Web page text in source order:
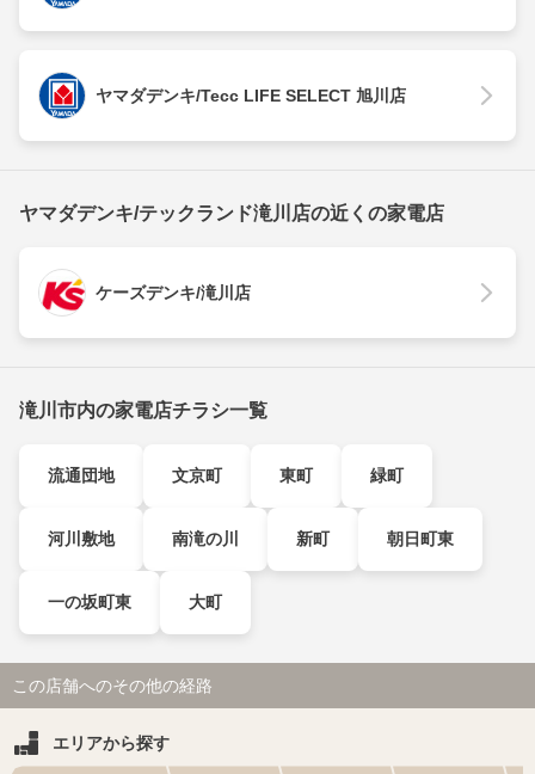
ヤマダデンキ/Tecc LIFE SELECT 旭川店
ヤマダデンキ/テックランド滝川店の近くの家電店
ケーズデンキ/滝川店
滝川市内の家電店チラシ一覧
流通団地 文京町 東町 緑町
河川敷地 南滝の川 新町 朝日町東
一の坂町東 大町
この店舗へのその他の経路
エリアから探す